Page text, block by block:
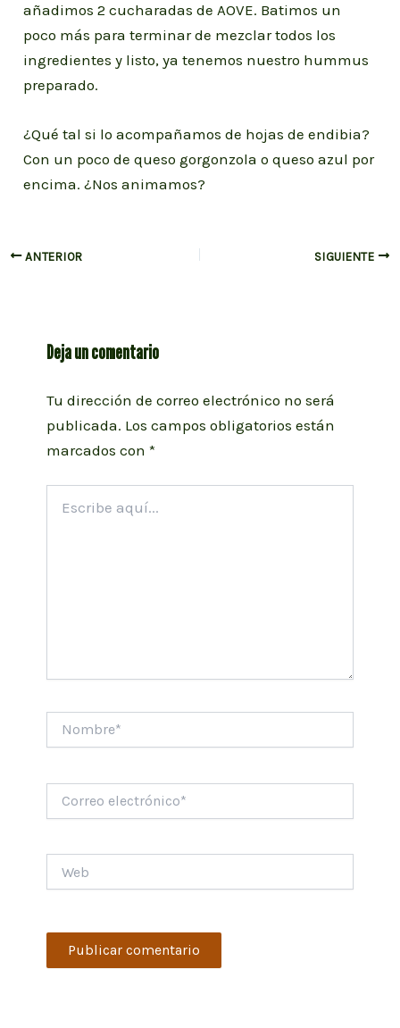
añadimos 2 cucharadas de AOVE. Batimos un
poco más para terminar de mezclar todos los
ingredientes y listo, ya tenemos nuestro hummus
preparado.
¿Qué tal si lo acompañamos de hojas de endibia?
Con un poco de queso gorgonzola o queso azul por
encima. ¿Nos animamos?
Navegación
ANTERIOR SIGUIENTE
Deja un comentario
Tu dirección de correo electrónico no será
publicada. Los campos obligatorios están
marcados con *
aquí...
electrónico*